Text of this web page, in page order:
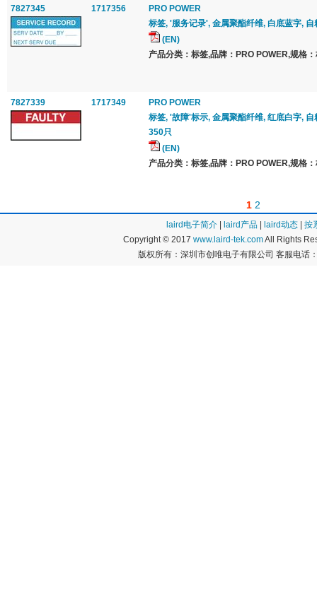
7827345 1717356
PRO POWER
标签, '服务记录', 金属聚酯纤维, 白底蓝字,
(EN)
产品分类：标签,品牌：PRO POWER,规格
7827339 1717349
PRO POWER
标签, '故障'标示, 金属聚酯纤维, 红底白字,
350只
(EN)
产品分类：标签,品牌：PRO POWER,规格
1 2
laird电子简介 laird产品 laird动态
按
Copyright © 2017 www.laird-tek.comAll Rights
版权所有：深圳市创唯电子有限公司 客服电话